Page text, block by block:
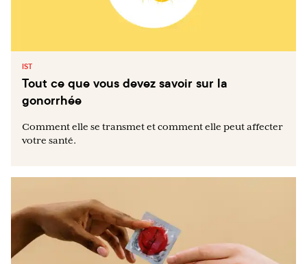
IST
Tout ce que vous devez savoir sur la
gonorrhée
Comment elle se transmet et comment elle peut affecter
votre santé.